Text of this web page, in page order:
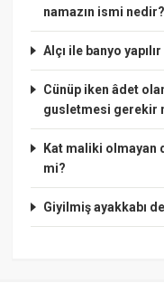
namazın ismi nedir?
Alçı ile banyo yapılır
Cünüp iken âdet
gusletmesi gerekir
Kat maliki olmayan
mi?
Giyilmiş ayakkabı